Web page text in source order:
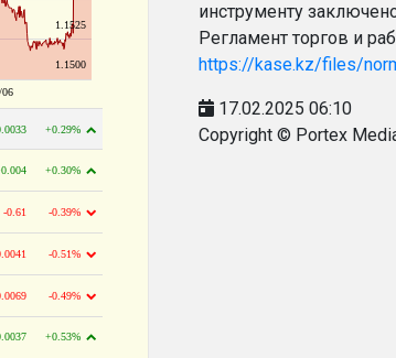
инструменту
Регламент торгов и
https://kase.kz/files/
17.02.2025 06:10
Copyright © Portex